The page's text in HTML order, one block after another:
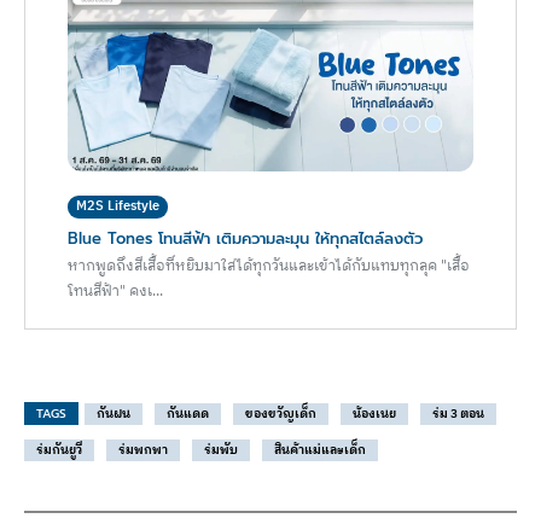
M2S Lifestyle
Blue Tones โทนสีฟ้า เติมความละมุน ให้ทุกสไตล์ลงตัว
หากพูดถึงสีเสื้อที่หยิบมาใส่ได้ทุกวันและเข้าได้กับแทบทุกลุค "เสื้อ
โทนสีฟ้า" คงเ...
TAGS กันฝน กันแดด ของขวัญเด็ก น้องเนย
ร่ม 3 ตอน
ร่มกันยูวี
ร่มพกพา ร่มพับ สินค้าแม่และเด็ก